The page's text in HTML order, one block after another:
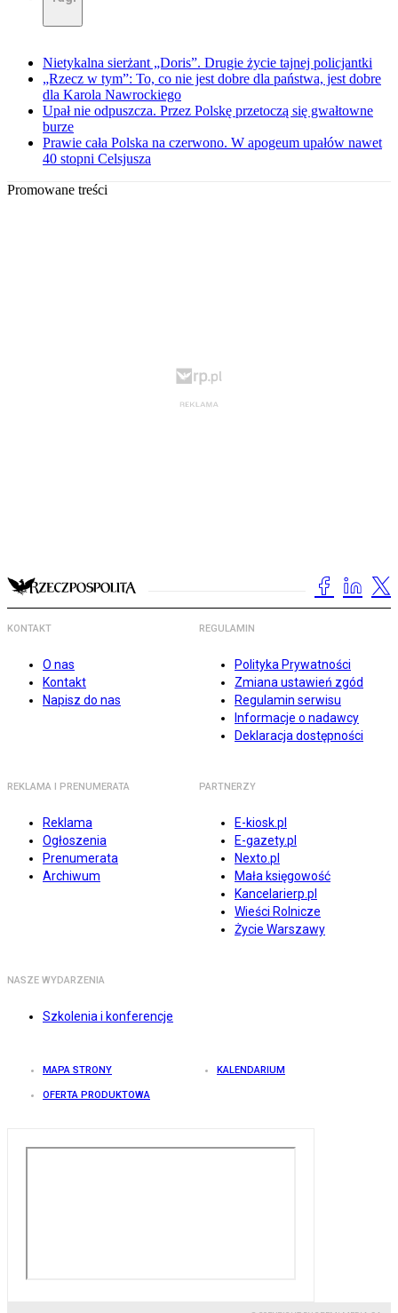
Nietykalna sierżant „Doris”. Drugie życie tajnej policjantki
„Rzecz w tym”: To, co nie jest dobre dla państwa, jest dobre
dla Karola Nawrockiego
Upał nie odpuszcza. Przez Polskę przetoczą się gwałtowne
burze
Prawie cała Polska na czerwono. W apogeum upałów nawet
40 stopni Celsjusza
Promowane treści
KONTAKT
O nas
Kontakt
Napisz do nas
REGULAMIN
Polityka Prywatności
Zmiana ustawień zgód
Regulamin serwisu
Informacje o nadawcy
Deklaracja dostępności
REKLAMA I PRENUMERATA
Reklama
Ogłoszenia
Prenumerata
Archiwum
PARTNERZY
E-kiosk.pl
E-gazety.pl
Nexto.pl
Mała księgowość
Kancelarierp.pl
Wieści Rolnicze
Życie Warszawy
NASZE WYDARZENIA
Szkolenia i konferencje
MAPA STRONY KALENDARIUM
OFERTA PRODUKTOWA